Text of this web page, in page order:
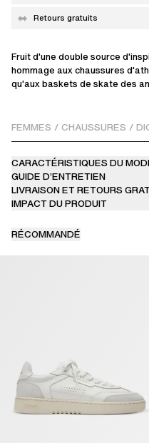
Retours gratuits
Fruit d'une double source
hommage aux chaussures
qu'aux baskets de skate des
FEMMES / CHAUSSURES /
CARACTÉRISTIQUES DU
GUIDE D’ENTRETIEN
LIVRAISON ET RETOURS
IMPACT DU PRODUIT
RÉCOMMANDÉ